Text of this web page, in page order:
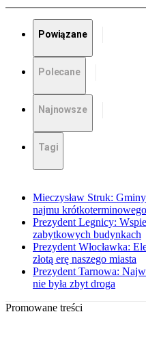
Powiązane
Polecane
Najnowsze
Tagi
Mieczysław Struk:
najmu krótkoterminowego
Prezydent Legnicy:
zabytkowych budynkach
Prezydent Włocławka:
złotą erę naszego miasta
Prezydent Tarnowa:
nie była zbyt droga
Promowane treści